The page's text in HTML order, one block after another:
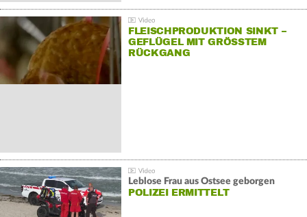
FLEISCHPRODUKTION SINKT –
GEFLÜGEL MIT GRÖSSTEM R
ÜCKGANG
Leblose Frau aus Ostsee geborgen
POLIZEI ERMITTELT